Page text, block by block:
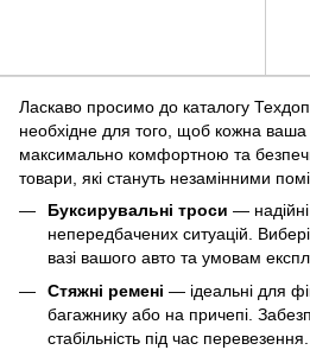
Ласкаво просимо до каталогу
необхідне для того, щоб кожна ваша
максимально комфортною та
товари, які стануть незамінними
Буксирувальні троси —
непередбачених ситуацій.
вазі вашого авто та умовам
Стяжні ремені — ідеальні для
багажнику або на причепі.
стабільність під час перевезення.